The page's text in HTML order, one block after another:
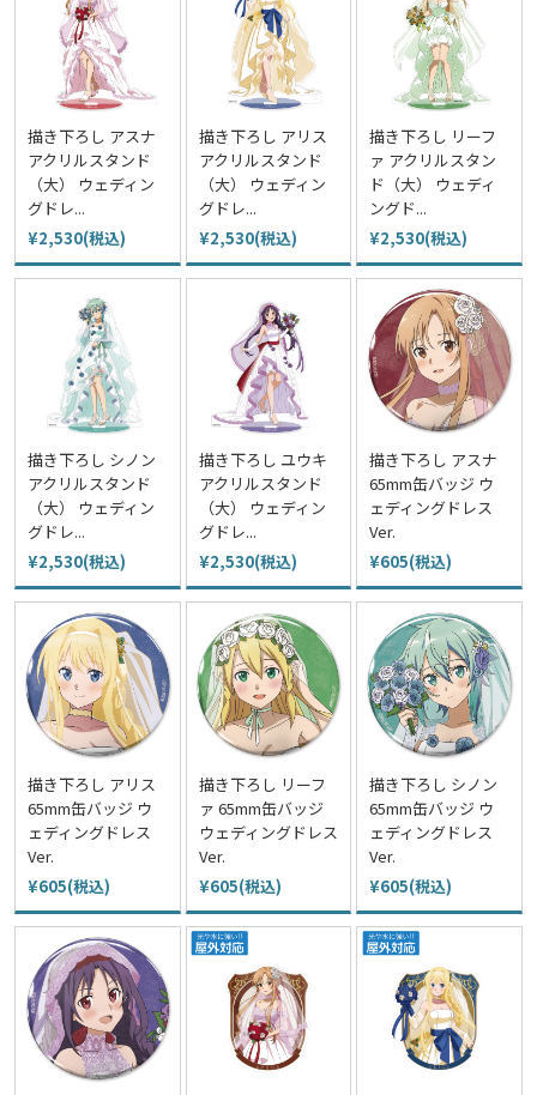
描き下ろし アスナ
アクリルスタンド
（大） ウェディン
グドレ...
¥2,530(税込)
描き下ろし アリス
アクリルスタンド
（大） ウェディン
グドレ...
¥2,530(税込)
描き下ろし リーフ
ァ アクリルスタン
ド（大） ウェディ
ングド...
¥2,530(税込)
描き下ろし シノン
アクリルスタンド
（大） ウェディン
グドレ...
¥2,530(税込)
描き下ろし ユウキ
アクリルスタンド
（大） ウェディン
グドレ...
¥2,530(税込)
描き下ろし アスナ
65mm缶バッジ ウ
ェディングドレス
Ver.
¥605(税込)
描き下ろし アリス
65mm缶バッジ ウ
ェディングドレス
Ver.
¥605(税込)
描き下ろし リーフ
ァ 65mm缶バッジ
ウェディングドレス
Ver.
¥605(税込)
描き下ろし シノン
65mm缶バッジ ウ
ェディングドレス
Ver.
¥605(税込)